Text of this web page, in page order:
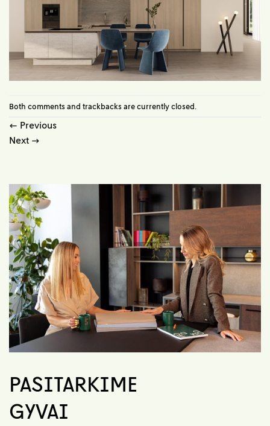
Both comments and trackbacks are currently closed.
← Previous
Next →
PASITARKIME
GYVAI